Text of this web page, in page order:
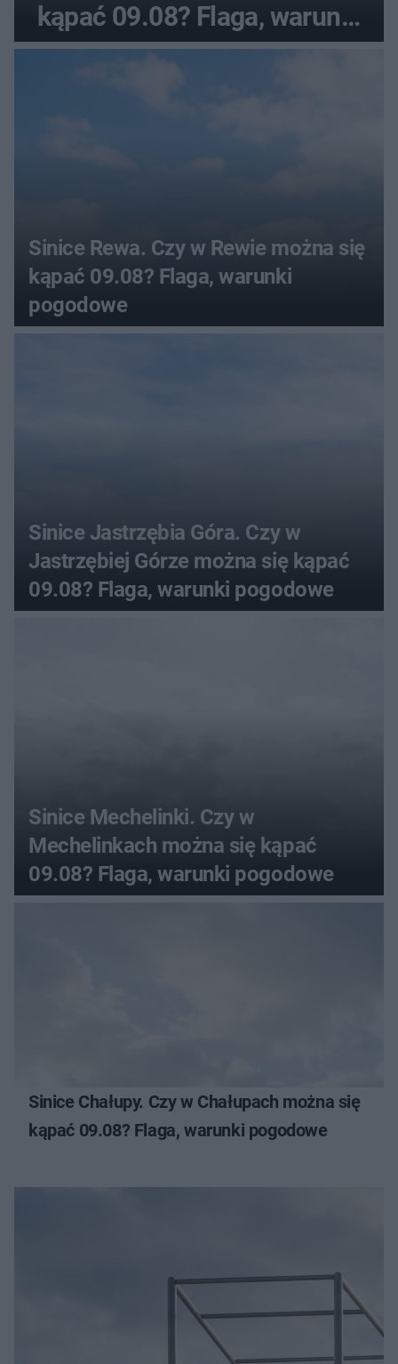
kąpać 09.08? Flaga, warunki
pogodowe
Sinice Rewa. Czy w Rewie można się
kąpać 09.08? Flaga, warunki
pogodowe
Sinice Jastrzębia Góra. Czy w
Jastrzębiej Górze można się kąpać
09.08? Flaga, warunki pogodowe
Sinice Mechelinki. Czy w
Mechelinkach można się kąpać
09.08? Flaga, warunki pogodowe
Sinice Chałupy. Czy w Chałupach można się
kąpać 09.08? Flaga, warunki pogodowe